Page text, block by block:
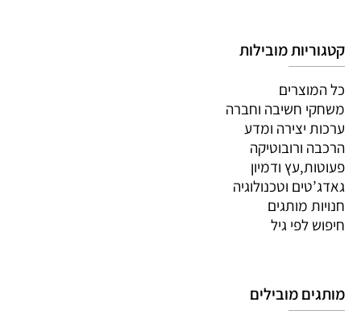
קטגוריות מובילות
כל המוצרים
משחקי חשיבה וחברה
ערכות יצירה ומדע
הרכבה ורובוטיקה
פעוטות,עץ ודמיון
גאדג’טים וטכנולוגיה
חנויות מותגים
חיפוש לפי גיל
מותגים מובילים